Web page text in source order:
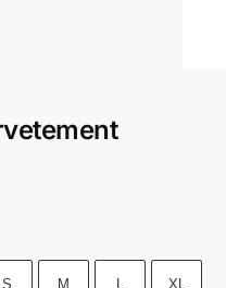
S M L XL